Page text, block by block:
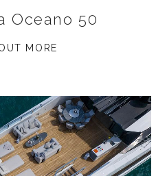
Oceano 50
MORE